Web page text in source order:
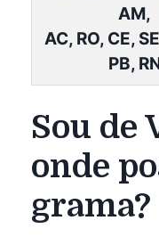
AM,
AC, RO, CE,
PB,
Sou de
onde
grama?